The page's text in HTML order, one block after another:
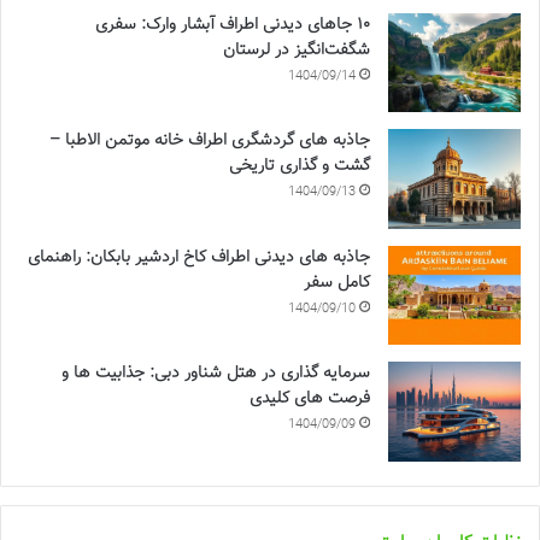
۱۰ جاهای دیدنی اطراف آبشار وارک: سفری
شگفت‌انگیز در لرستان
1404/09/14
جاذبه های گردشگری اطراف خانه موتمن الاطبا –
گشت و گذاری تاریخی
1404/09/13
جاذبه های دیدنی اطراف کاخ اردشیر بابکان: راهنمای
کامل سفر
1404/09/10
سرمایه گذاری در هتل شناور دبی: جذابیت ها و
فرصت های کلیدی
1404/09/09